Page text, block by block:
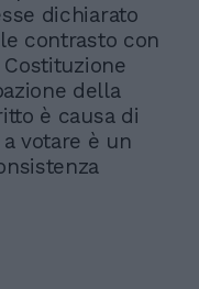
dichiarato
contrasto con
Costituzione
della
è causa di
votare è un